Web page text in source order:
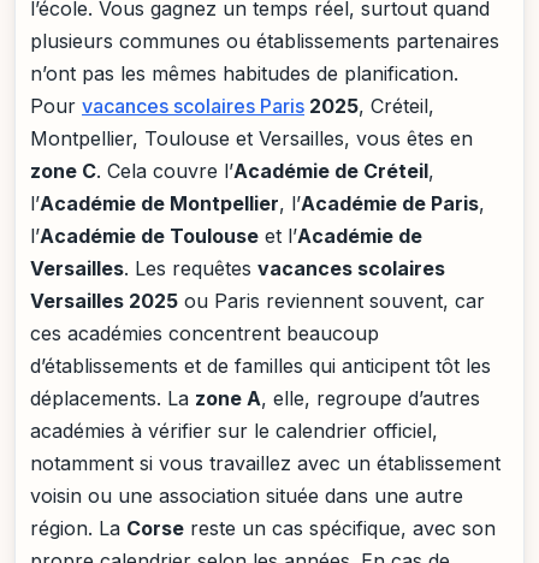
l’école. Vous gagnez un temps réel, surtout quand
plusieurs communes ou établissements partenaires
n’ont pas les mêmes habitudes de planification.
Pour vacances scolaires Paris 2025, Créteil,
Montpellier, Toulouse et Versailles, vous êtes en
zone C. Cela couvre l’Académie de Créteil,
l’Académie de Montpellier, l’Académie de Paris,
l’Académie de Toulouse et l’Académie de
Versailles. Les requêtes vacances scolaires
Versailles 2025 ou Paris reviennent souvent, car
ces académies concentrent beaucoup
d’établissements et de familles qui anticipent tôt les
déplacements. La zone A, elle, regroupe d’autres
académies à vérifier sur le calendrier officiel,
notamment si vous travaillez avec un établissement
voisin ou une association située dans une autre
région. La Corse reste un cas spécifique, avec son